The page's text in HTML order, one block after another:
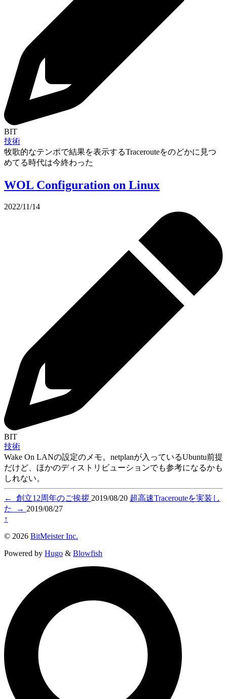
BIT
技術
牧歌的なテンポで結果を表示するTracerouteをのどかに見つ
めてる時代は今終わった
WOL Configuration on Linux
2022/11/14
BIT
技術
Wake On LANの設定のメモ。netplanが入っているUbuntu前提
だけど、ほかのディストリビューションでも参考になるかも
しれない。
← 創立12周年のご挨拶 2019/08/20 超高速Tracerouteを実装し
た
→ 2019/08/27
↑
© 2026 BitMeister Inc.
Powered by Hugo & Blowfish